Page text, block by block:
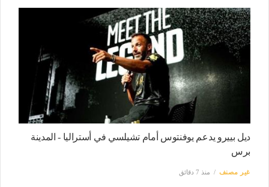
ديل بييرو يدعم يوفنتوس أمام تشيلسي في أستراليا - المدينة
برس
غير مصنف منذ 7 دقائق